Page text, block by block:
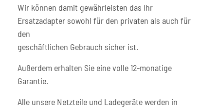
Wir können damit gewährleisten das Ihr
Ersatzadapter sowohl für den privaten als auch für
den
geschäftlichen Gebrauch sicher ist.
Außerdem erhalten Sie eine volle 12-monatige
Garantie.
Alle unsere Netzteile und Ladegeräte werden in